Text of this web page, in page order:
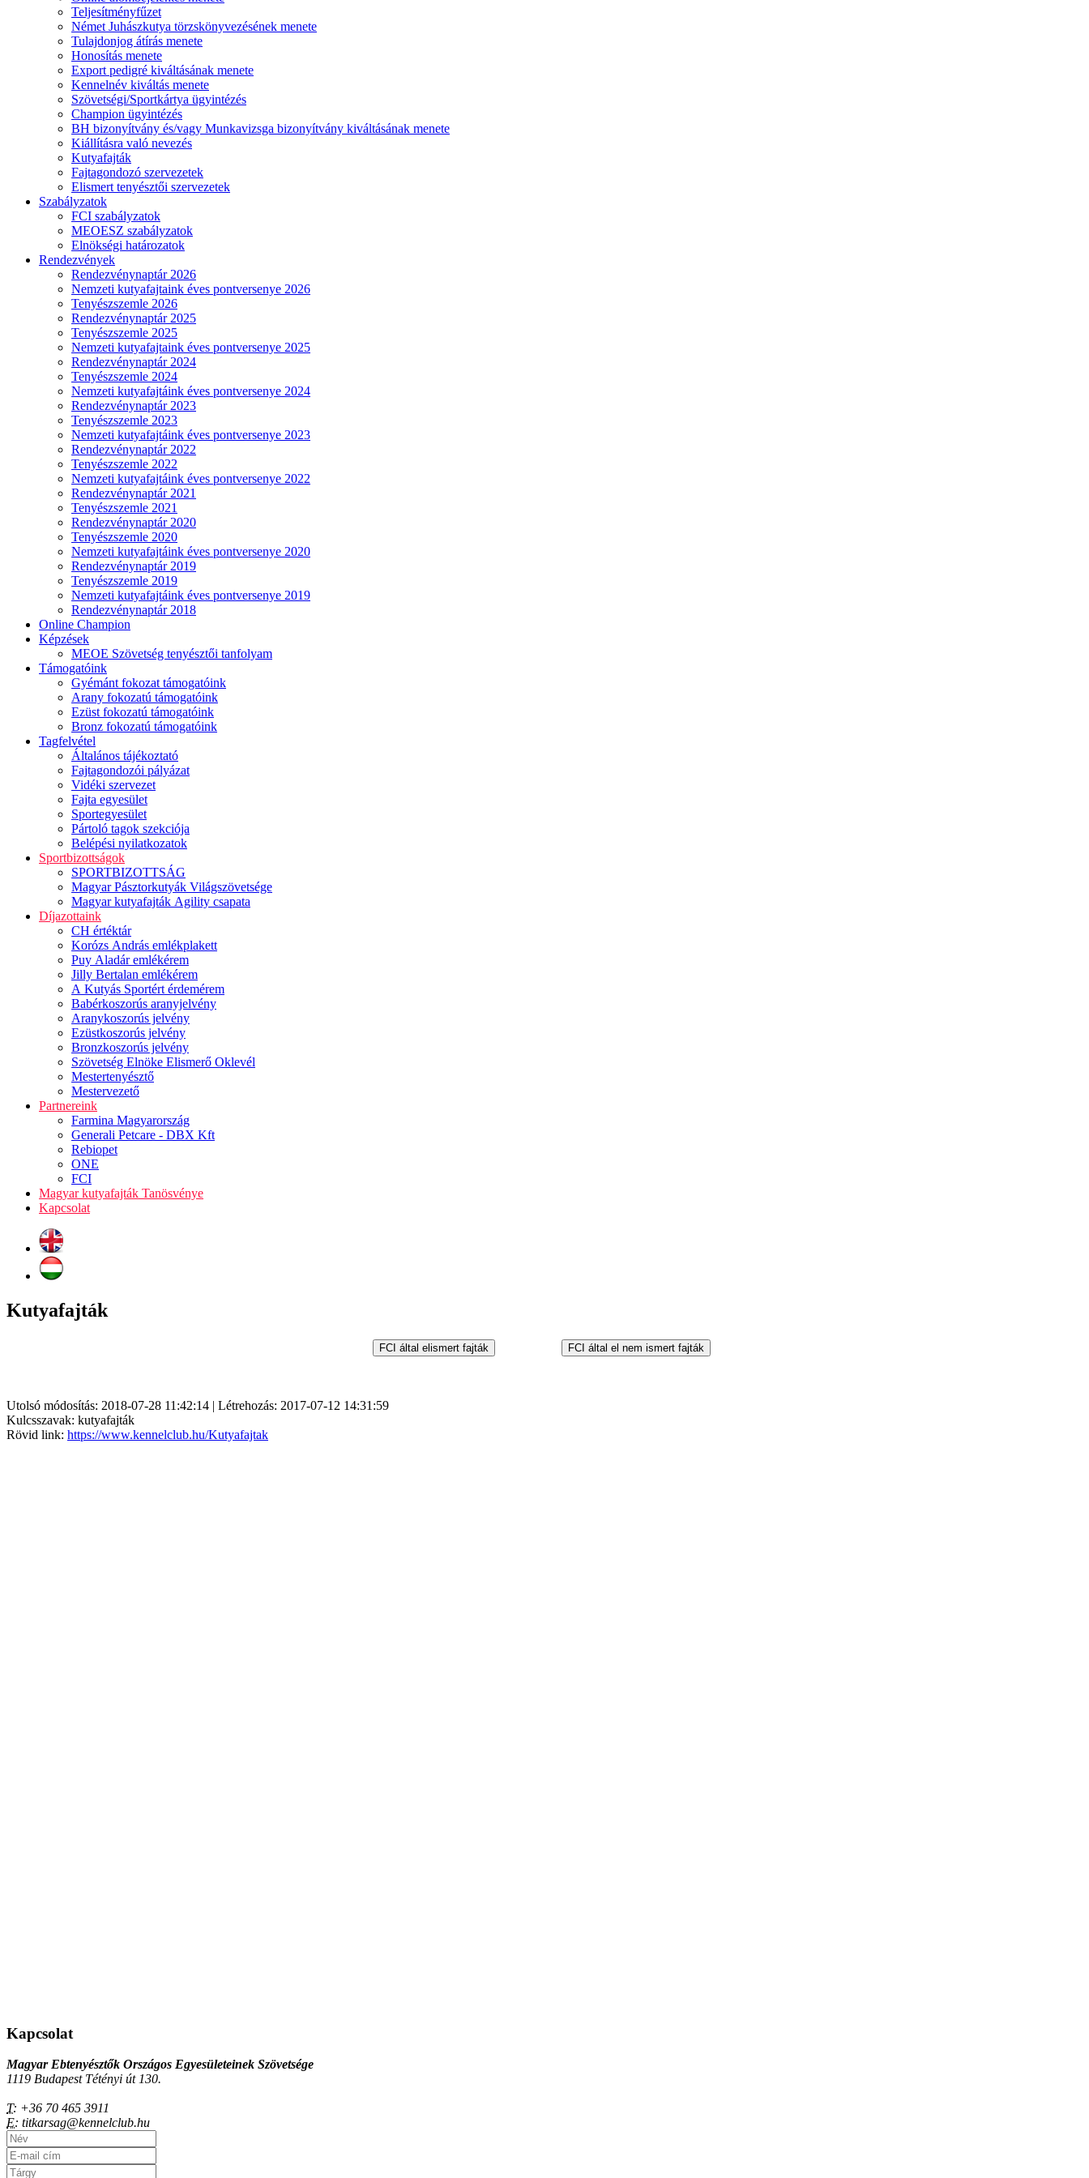
Teljesítményfűzet
Német Juhászkutya törzskönyvezésének menete
Tulajdonjog átírás menete
Honosítás menete
Export pedigré kiváltásának menete
Kennelnév kiváltás menete
Szövetségi/Sportkártya ügyintézés
Champion ügyintézés
BH bizonyítvány és/vagy Munkavizsga bizonyítvány kiváltásának menete
Kiállításra való nevezés
Kutyafajták
Fajtagondozó szervezetek
Elismert tenyésztői szervezetek
Szabályzatok
FCI szabályzatok
MEOESZ szabályzatok
Elnökségi határozatok
Rendezvények
Rendezvénynaptár 2026
Nemzeti kutyafajtaink éves pontversenye 2026
Tenyészszemle 2026
Rendezvénynaptár 2025
Tenyészszemle 2025
Nemzeti kutyafajtaink éves pontversenye 2025
Rendezvénynaptár 2024
Tenyészszemle 2024
Nemzeti kutyafajtáink éves pontversenye 2024
Rendezvénynaptár 2023
Tenyészszemle 2023
Nemzeti kutyafajtáink éves pontversenye 2023
Rendezvénynaptár 2022
Tenyészszemle 2022
Nemzeti kutyafajtáink éves pontversenye 2022
Rendezvénynaptár 2021
Tenyészszemle 2021
Rendezvénynaptár 2020
Tenyészszemle 2020
Nemzeti kutyafajtáink éves pontversenye 2020
Rendezvénynaptár 2019
Tenyészszemle 2019
Nemzeti kutyafajtáink éves pontversenye 2019
Rendezvénynaptár 2018
Online Champion
Képzések
MEOE Szövetség tenyésztői tanfolyam
Támogatóink
Gyémánt fokozat támogatóink
Arany fokozatú támogatóink
Ezüst fokozatú támogatóink
Bronz fokozatú támogatóink
Tagfelvétel
Általános tájékoztató
Fajtagondozói pályázat
Vidéki szervezet
Fajta egyesület
Sportegyesület
Pártoló tagok szekciója
Belépési nyilatkozatok
Sportbizottságok
SPORTBIZOTTSÁG
Magyar Pásztorkutyák Világszövetsége
Magyar kutyafajták Agility csapata
Díjazottaink
CH értéktár
Korózs András emlékplakett
Puy Aladár emlékérem
Jilly Bertalan emlékérem
A Kutyás Sportért érdemérem
Babérkoszorús aranyjelvény
Aranykoszorús jelvény
Ezüstkoszorús jelvény
Bronzkoszorús jelvény
Szövetség Elnöke Elismerő Oklevél
Mestertenyésztő
Mestervezető
Partnereink
Farmina Magyarország
Generali Petcare - DBX Kft
Rebiopet
ONE
FCI
Magyar kutyafajták Tanösvénye
Kapcsolat
Kutyafajták
Utolsó módosítás: 2018-07-28 11:42:14 | Létrehozás: 2017-07-12 14:31:59
Kulcsszavak: kutyafajták
Rövid link: https://www.kennelclub.hu/Kutyafajtak
Kapcsolat
Magyar Ebtenyésztők Országos Egyesületeinek Szövetsége
1119 Budapest Tétényi út 130.
T: +36 70 465 3911
E: titkarsag@kennelclub.hu